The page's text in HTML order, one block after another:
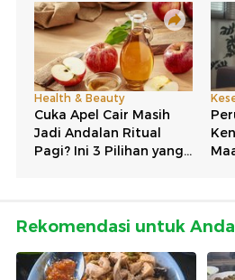
Rekomendasi untuk Anda